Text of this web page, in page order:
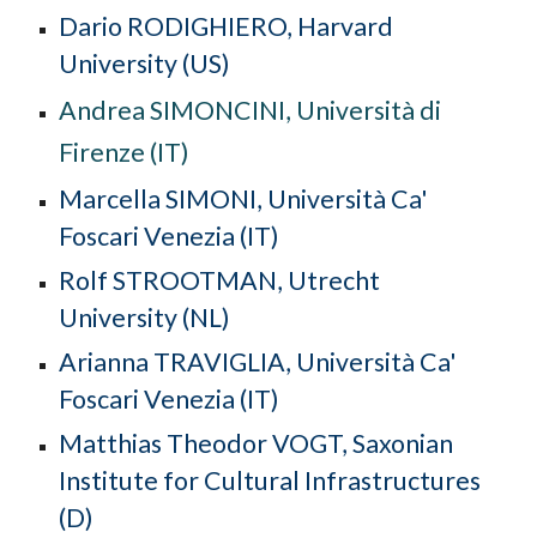
Dario RODIGHIERO, Harvard
University (US)
Andrea SIMONCINI, Università di
Firenze (IT)
MarcellaSIMONI, Università Ca'
Foscari Venezia (IT)
Rolf STROOTMAN, Utrecht
University (NL)
Arianna TRAVIGLIA, Università Ca'
Foscari Venezia (IT)
Matthias Theodor VOGT, Saxonian
Institute for Cultural Infrastructures
(D)